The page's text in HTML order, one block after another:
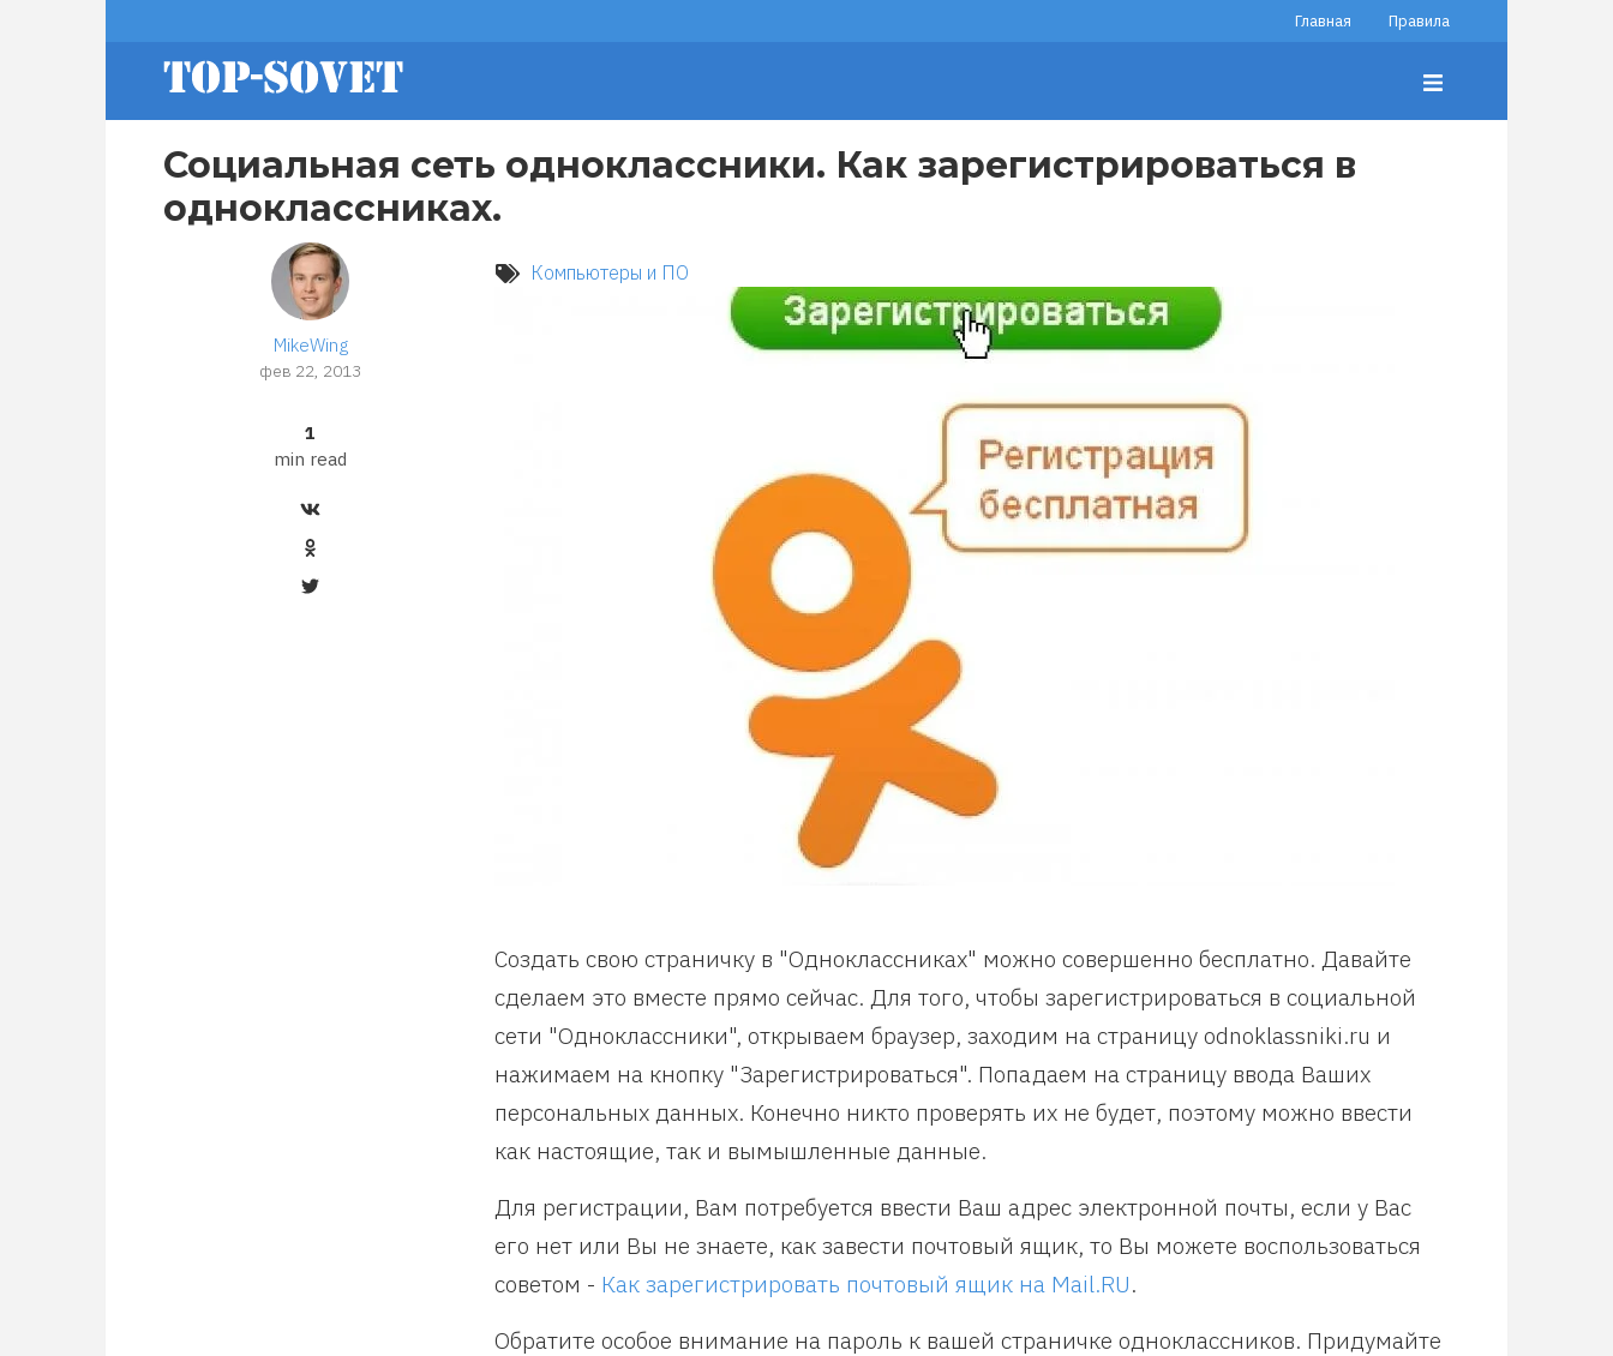
footer
menu
Главная Правила
Социальная сеть одноклассники. Как зарегистрироваться в
одноклассниках.
MikeWing
фев 22, 2013
1
min read
Компьютеры и ПО
Создать свою страничку в "Одноклассниках" можно совершенно бесплатно. Давайте
сделаем это вместе прямо сейчас. Для того, чтобы зарегистрироваться в социальной
сети "Одноклассники", открываем браузер, заходим на страницу odnoklassniki.ru и
нажимаем на кнопку "Зарегистрироваться". Попадаем на страницу ввода Ваших
персональных данных. Конечно никто проверять их не будет, поэтому можно ввести
как настоящие, так и вымышленные данные.
Для регистрации, Вам потребуется ввести Ваш адрес электронной почты, если у Вас
его нет или Вы не знаете, как завести почтовый ящик, то Вы можете воспользоваться
советом - Как зарегистрировать почтовый ящик на Mail.RU.
Обратите особое внимание на пароль к вашей страничке одноклассников. Придумайте